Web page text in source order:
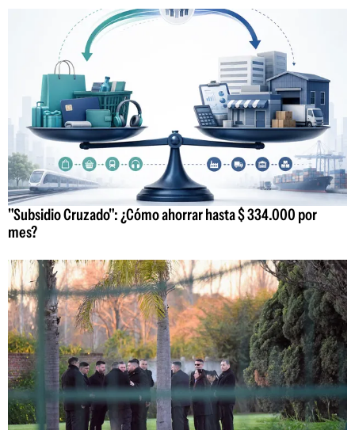
"Subsidio Cruzado": ¿Cómo ahorrar hasta $ 334.000 por
mes?